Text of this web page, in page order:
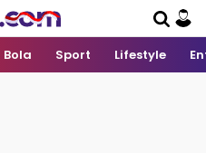
Bola Sport Lifestyle